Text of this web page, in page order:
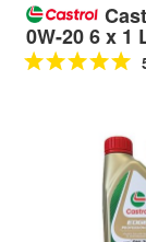
0W-20 6 x 1